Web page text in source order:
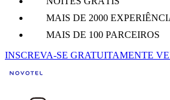
MAIS DE 2000
MAIS DE 100 PARCEIROS
INSCREVA-SE GRATUITAMENTE